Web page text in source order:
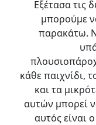
Εξέτασα τις
μπορούμε
παρακάτω.
κάθε παιχνίδι,
και τα
αυτών μπορεί
αυτός είναι